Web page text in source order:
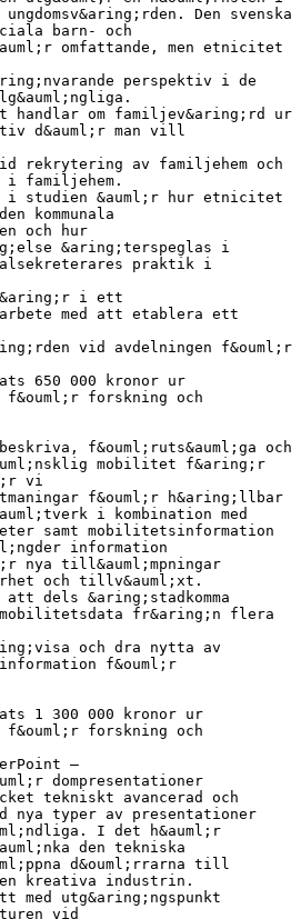
Den svenska
barn- och
omfattande, men etnicitet
perspektiv i de
handlar om familjev&aring;rd ur
d&auml;r man vill
rekrytering av familjehem och
i familjehem.
i studien &auml;r hur etnicitet
kommunala
och hur
&aring;terspeglas i
praktik i
i ett
arbete med att etablera ett
vid avdelningen f&ouml;r
650 000 kronor ur
f&ouml;r forskning och
f&ouml;ruts&auml;ga och
mobilitet f&aring;r
vi
f&ouml;r h&aring;llbar
i kombination med
samt mobilitetsinformation
information
nya till&auml;mpningar
och tillv&auml;xt.
dels &aring;stadkomma
fr&aring;n flera
och dra nytta av
f&ouml;r
1 300 000 kronor ur
f&ouml;r forskning och
–
dompresentationer
tekniskt avancerad och
nya typer av presentationer
I det h&auml;r
den tekniska
d&ouml;rrarna till
kreativa industrin.
med utg&aring;ngspunkt
vid